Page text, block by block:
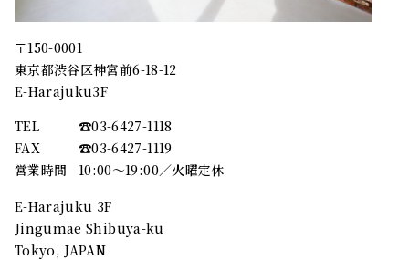
〒150-0001
東京都渋谷区神宮前6-18-12
E-Harajuku3F
TEL
☎︎03-6427-1118
FAX
☎︎03-6427-1119
営業時間
10:00～19:00／火曜定休
E-Harajuku 3F
Jingumae Shibuya-ku
Tokyo, JAPAN